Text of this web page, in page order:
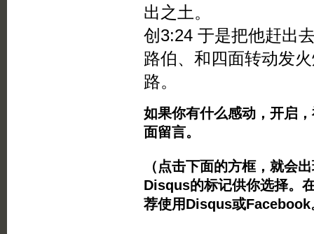
出之土。
创3:24 于是把他赶出
路伯、和四面转动发
路。
如果你有什么感动，开启
面留言。
（点击下面的方框，就会
Disqus的标记供你选择。
荐使用Disqus或